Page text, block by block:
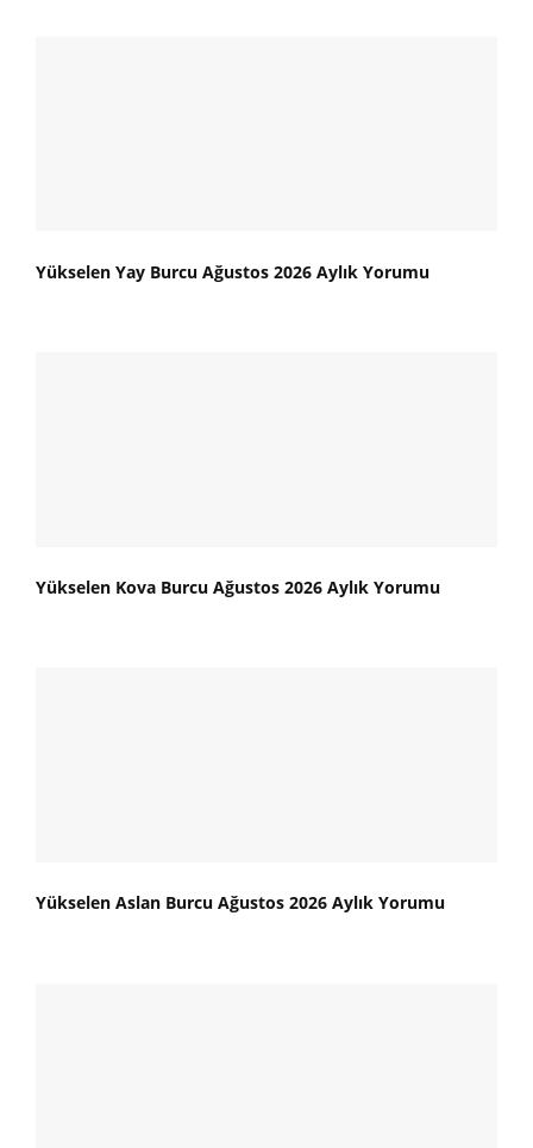
Yükselen Yay Burcu Ağustos 2026 Aylık Yorumu
Yükselen Kova Burcu Ağustos 2026 Aylık Yorumu
Yükselen Aslan Burcu Ağustos 2026 Aylık Yorumu